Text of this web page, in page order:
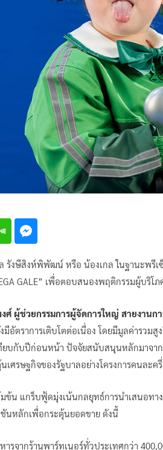
รังษีสิงห์พิพัฒน์ หรือ น้องเกล ในฐานะพรีเ
GALE” เพื่อตอบสนองพฤติกรรมผู้บริโ
ศ์ ผู้ช่วยกรรมการผู้จัดการใหญ่ สายงานก
งมีอัตราการเติบโตต่อเนื่อง โดยมีมูลค่ารว
ทียบกับปีก่อนหน้า ปัจจัยสนับสนุนหลักมาจ
เศรษฐกิจของรัฐบาลอย่างโครงการคนละ
ข้น แกร็บฟู้ดมุ่งเน้นกลยุทธ์การนำเสนอทา
นหลักเพื่อกระตุ้นยอดขาย ดังนี้
ารจากร้านพาร์ทเนอร์ทั่วประเทศกว่า